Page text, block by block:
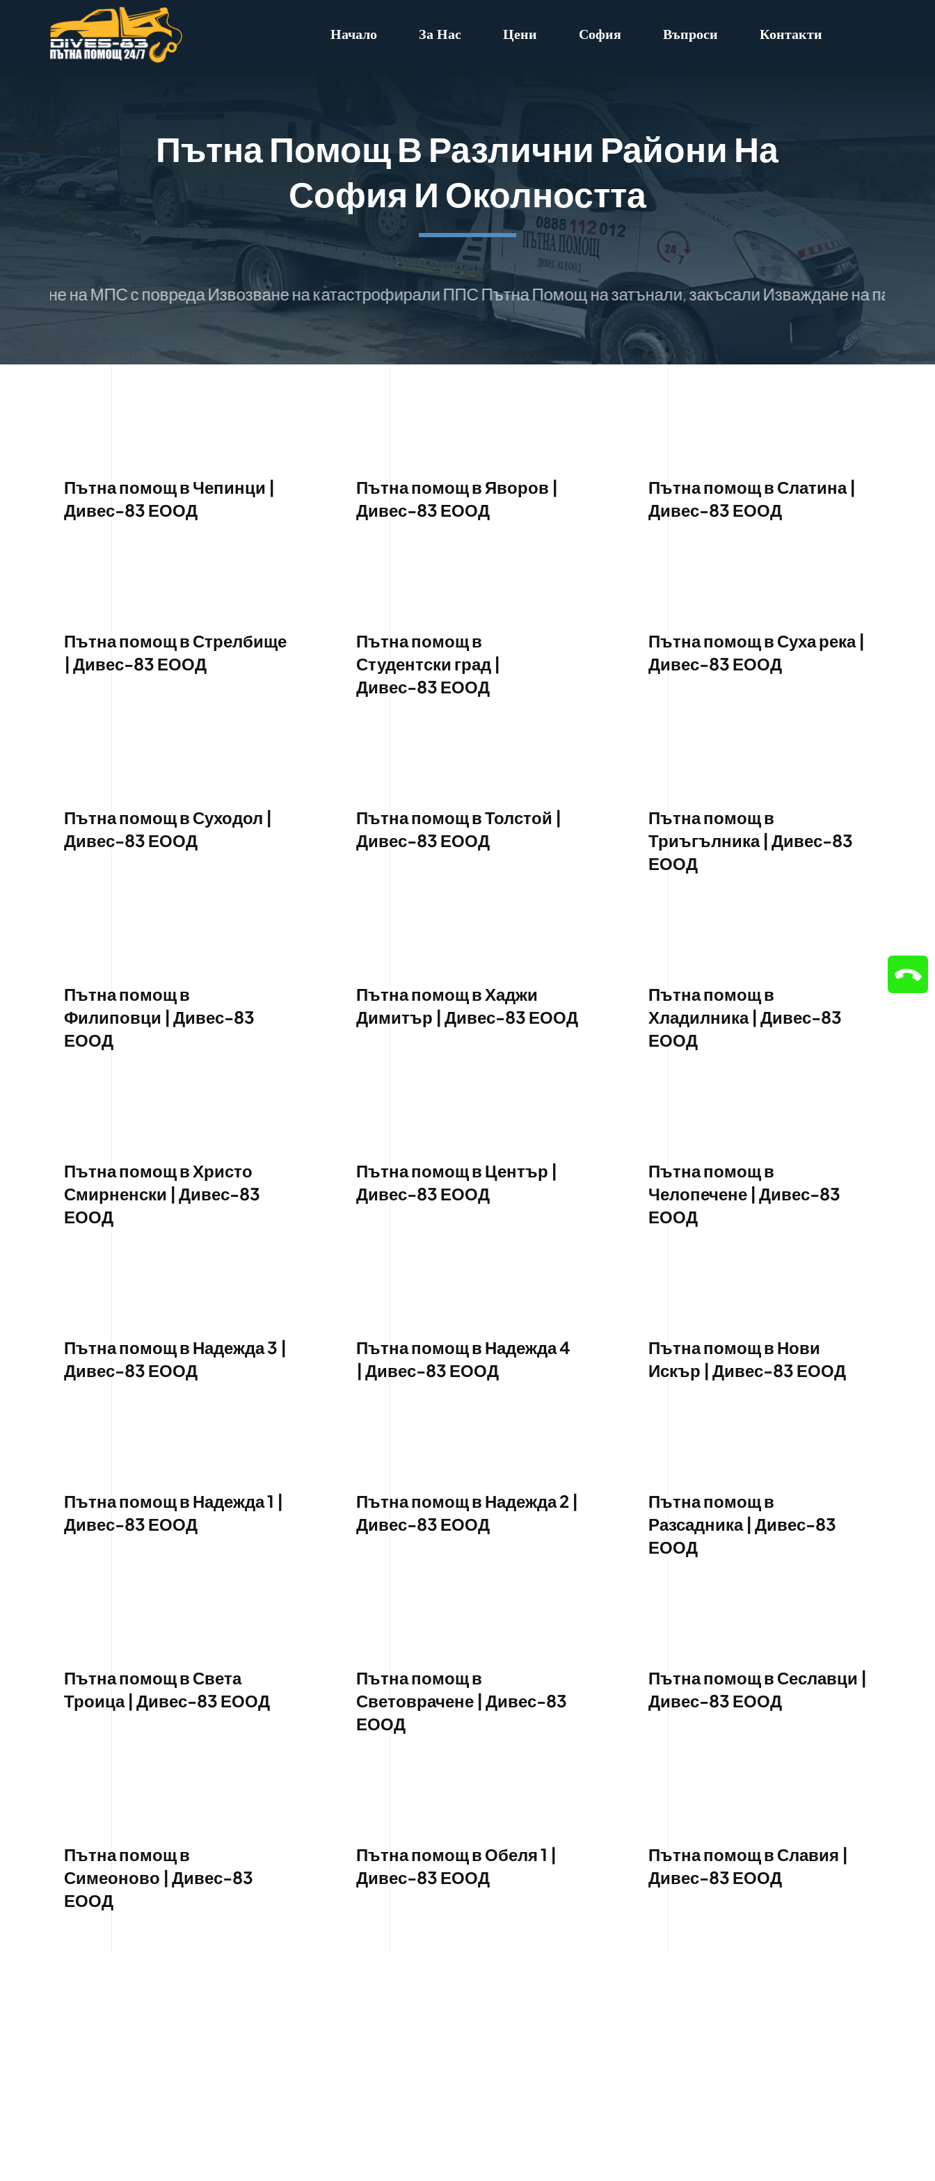
Начало За Нас Цени София Въпроси Контакти
Пътна Помощ В Различни Райони На
София И Околността
МПС с повреда Извозване на катастрофирали ППС Пътна Помощ на затънали, закъсали Изваждане на паднали в
Пътна помощ в Чепинци |
Дивес-83 ЕООД
Пътна помощ в Яворов |
Дивес-83 ЕООД
Пътна помощ в Слатина |
Дивес-83 ЕООД
Пътна помощ в Стрелбище
| Дивес-83 ЕООД
Пътна помощ в
Студентски град |
Дивес-83 ЕООД
Пътна помощ в Суха река |
Дивес-83 ЕООД
Пътна помощ в Суходол |
Дивес-83 ЕООД
Пътна помощ в Толстой |
Дивес-83 ЕООД
Пътна помощ в
Триъгълника | Дивес-83
ЕООД
Пътна помощ в
Филиповци | Дивес-83
ЕООД
Пътна помощ в Хаджи
Димитър | Дивес-83 ЕООД
Пътна помощ в
Хладилника | Дивес-83
ЕООД
Пътна помощ в Христо
Смирненски | Дивес-83
ЕООД
Пътна помощ в Център |
Дивес-83 ЕООД
Пътна помощ в
Челопечене | Дивес-83
ЕООД
Пътна помощ в Надежда 3 |
Дивес-83 ЕООД
Пътна помощ в Надежда 4
| Дивес-83 ЕООД
Пътна помощ в Нови
Искър | Дивес-83 ЕООД
Пътна помощ в Надежда 1 |
Дивес-83 ЕООД
Пътна помощ в Надежда 2 |
Дивес-83 ЕООД
Пътна помощ в
Разсадника | Дивес-83
ЕООД
Пътна помощ в Света
Троица | Дивес-83 ЕООД
Пътна помощ в
Световрачене | Дивес-83
ЕООД
Пътна помощ в Сеславци |
Дивес-83 ЕООД
Пътна помощ в
Симеоново | Дивес-83
ЕООД
Пътна помощ в Обеля 1 |
Дивес-83 ЕООД
Пътна помощ в Славия |
Дивес-83 ЕООД